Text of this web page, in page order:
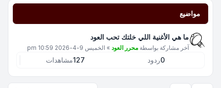
مواضيع
ما هي الأغنية اللي خلتك تحب العود
آخر مشاركة بواسطة محرر العود » الخميس 9-4-2026 10:59 pm
0ردود 127مشاهدات